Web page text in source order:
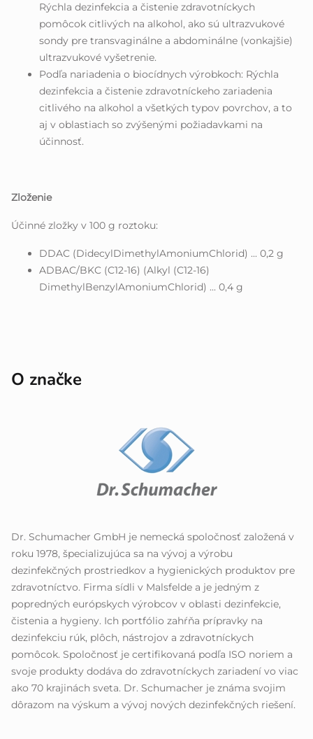
Rýchla dezinfekcia a čistenie zdravotníckych
pomôcok citlivých na alkohol, ako sú ultrazvukové
sondy pre transvaginálne a abdominálne (vonkajšie)
ultrazvukové vyšetrenie.
Podľa nariadenia o biocídnych výrobkoch: Rýchla
dezinfekcia a čistenie zdravotníckeho zariadenia
citlivého na alkohol a všetkých typov povrchov, a to
aj v oblastiach so zvýšenými požiadavkami na
účinnosť.
Zloženie
Účinné zložky v 100 g roztoku:
DDAC (DidecylDimethylAmoniumChlorid) ... 0,2 g
ADBAC/BKC (C12-16) (Alkyl (C12-16)
DimethylBenzylAmoniumChlorid) ... 0,4 g
O značke
Dr. Schumacher GmbH je nemecká spoločnosť založená v
roku 1978, špecializujúca sa na vývoj a výrobu
dezinfekčných prostriedkov a hygienických produktov pre
zdravotníctvo. Firma sídli v Malsfelde a je jedným z
popredných európskych výrobcov v oblasti dezinfekcie,
čistenia a hygieny. Ich portfólio zahŕňa prípravky na
dezinfekciu rúk, plôch, nástrojov a zdravotníckych
pomôcok. Spoločnosť je certifikovaná podľa ISO noriem a
svoje produkty dodáva do zdravotníckych zariadení vo viac
ako 70 krajinách sveta. Dr. Schumacher je známa svojim
dôrazom na výskum a vývoj nových dezinfekčných riešení.